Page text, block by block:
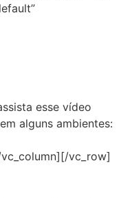
esse vídeo
alguns ambientes:
vc_row]